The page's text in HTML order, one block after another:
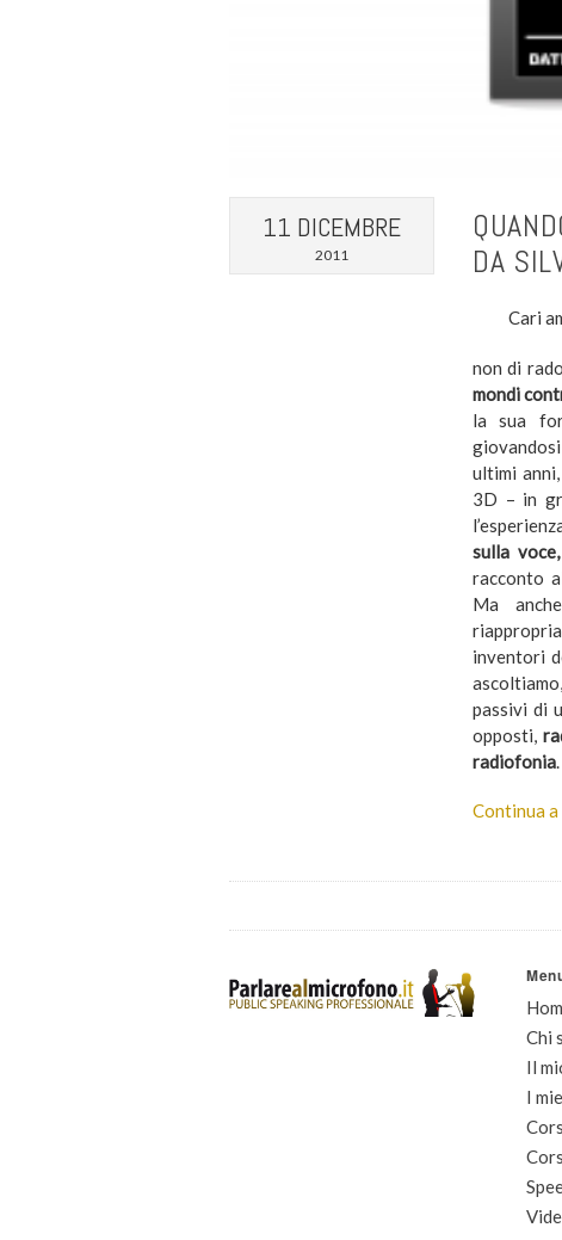
11 DICEMBRE
2011
DA
Cari
non di rado
mondi
la sua
ultimi
3D – in
sulla
racconto
Ma
inventori
passivi di
opposti,
radiofonia.
Continua
Chi
Il
I